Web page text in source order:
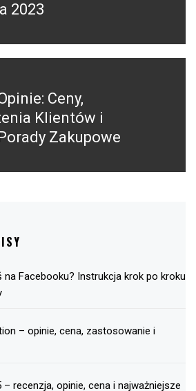
2023
Ceny,
Klientów i
Zakupowe
Facebooku? Instrukcja krok po kroku
– opinie, cena, zastosowanie i
recenzja, opinie, cena i najważniejsze